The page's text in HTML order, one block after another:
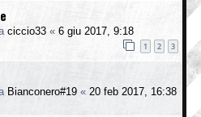
ciccio33 « 6 giu 2017, 9:18
1 2 3
Bianconero#19 « 20 feb 2017, 16:38